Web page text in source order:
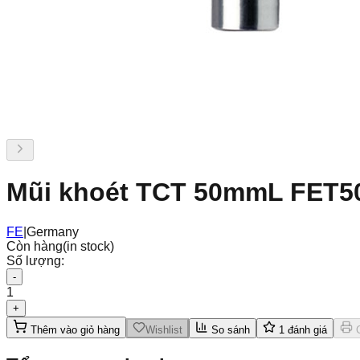
Mũi khoét TCT 50mmL
FE Germany
Còn hàng(in stock)
Số lượng:
-
1
+
Thêm vào giỏ hàng
Wishlist So sánh 1 đánh giá